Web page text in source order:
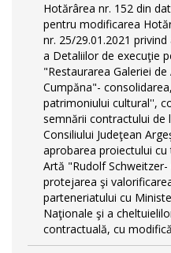
Hotărârea nr. 152 din
pentru modificarea
nr. 25/29.01.2021
a Detaliilor de execuţie
"Restaurarea Galeriei
Cumpăna"-
patrimoniului cultural'',
semnării contractului de
Consiliului Judeţean
aprobarea proiectului
Artă "Rudolf
protejarea şi
parteneriatului cu
Naţionale şi a
contractuală, cu